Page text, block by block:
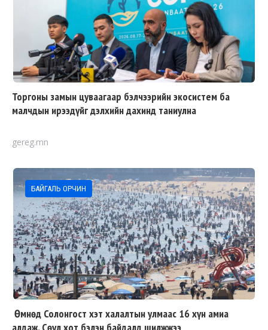
Торгоны замын цуваагаар бэлчээрийн экосистем ба
малчдын ирээдүйг дэлхийн дахинд таниулна
gereg.mn
БАЙГАЛЬ ОРЧИН
Өмнөд Солонгост хэт халалтын улмаас 16 хүн амиа
алдаж, Сөүл хот бэлэн байдалд шилжжээ